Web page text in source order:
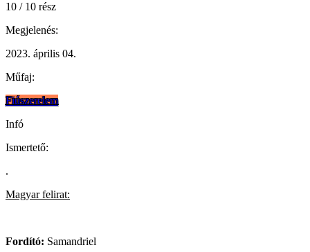
10 / 10 rész
Megjelenés:
2023. április 04.
Műfaj:
Fiúszerelem
Infó
Ismertető:
.
Magyar felirat:
Fordító: Samandriel